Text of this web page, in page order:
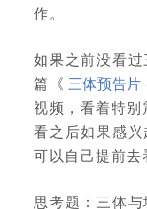
作。
如果之前没看
篇《 三体预告片
视频，看着特别
看之后如果感
可以自己提前去
思考题：三体